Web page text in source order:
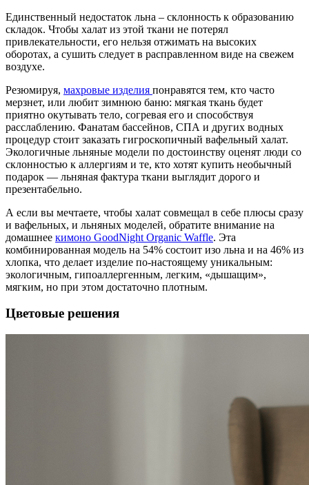
Единственный недостаток льна – склонность к образованию
складок. Чтобы халат из этой ткани не потерял
привлекательности, его нельзя отжимать на высоких
оборотах, а сушить следует в расправленном виде на свежем
воздухе.
Резюмируя, махровые изделия понравятся тем, кто часто
мерзнет, или любит зимнюю баню: мягкая ткань будет
приятно окутывать тело, согревая его и способствуя
расслаблению. Фанатам бассейнов, СПА и других водных
процедур стоит заказать гигроскопичный вафельный халат.
Экологичные льняные модели по достоинству оценят люди со
склонностью к аллергиям и те, кто хотят купить необычный
подарок — льняная фактура ткани выглядит дорого и
презентабельно.
А если вы мечтаете, чтобы халат совмещал в себе плюсы сразу
и вафельных, и льняных моделей, обратите внимание на
домашнее кимоно GoodNight Organic Waffle. Эта
комбинированная модель на 54% состоит изо льна и на 46% из
хлопка, что делает изделие по-настоящему уникальным:
экологичным, гипоаллергенным, легким, «дышащим»,
мягким, но при этом достаточно плотным.
Цветовые решения